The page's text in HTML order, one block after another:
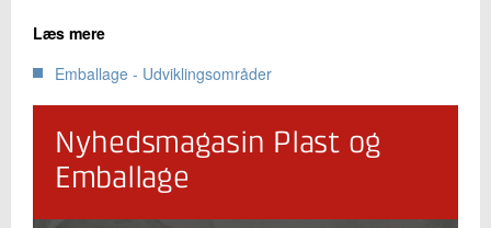
Læs mere
Emballage - Udviklingsområder
Nyhedsmagasin Plast og
Emballage